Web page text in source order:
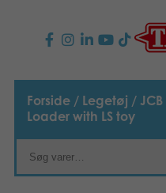
PRODUKTER
Børnespil
TACTIC
Forside / Legetøj / JCB
Loader with LS toy